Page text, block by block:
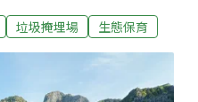
地方之一，是城郊一處氣
Caracara）。牠有另一
Caracara）。1830年
垃圾掩埋場 生態保育